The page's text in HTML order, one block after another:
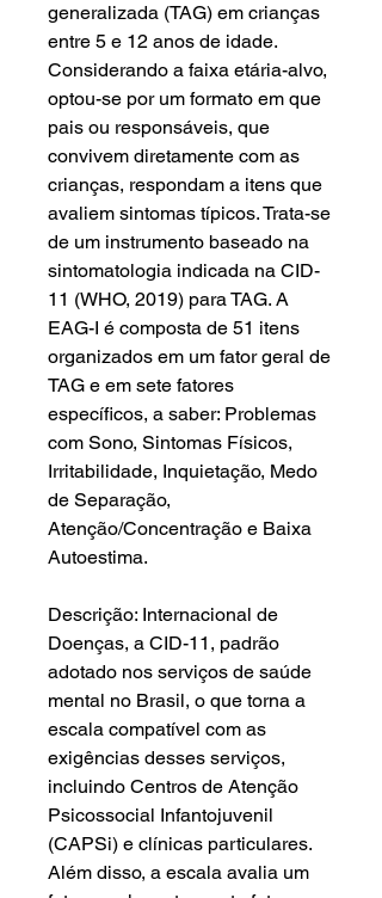
generalizada (TAG) em crianças
entre 5 e 12 anos de idade.
Considerando a faixa etária-alvo,
optou-se por um formato em que
pais ou responsáveis, que
convivem diretamente com as
crianças, respondam a itens que
avaliem sintomas típicos. Trata-se
de um instrumento baseado na
sintomatologia indicada na CID-
11 (WHO, 2019) para TAG. A
EAG-I é composta de 51 itens
organizados em um fator geral de
TAG e em sete fatores
específicos, a saber: Problemas
com Sono, Sintomas Físicos,
Irritabilidade, Inquietação, Medo
de Separação,
Atenção/Concentração e Baixa
Autoestima.
Descrição: Internacional de
Doenças, a CID-11, padrão
adotado nos serviços de saúde
mental no Brasil, o que torna a
escala compatível com as
exigências desses serviços,
incluindo Centros de Atenção
Psicossocial Infantojuvenil
(CAPSi) e clínicas particulares.
Além disso, a escala avalia um